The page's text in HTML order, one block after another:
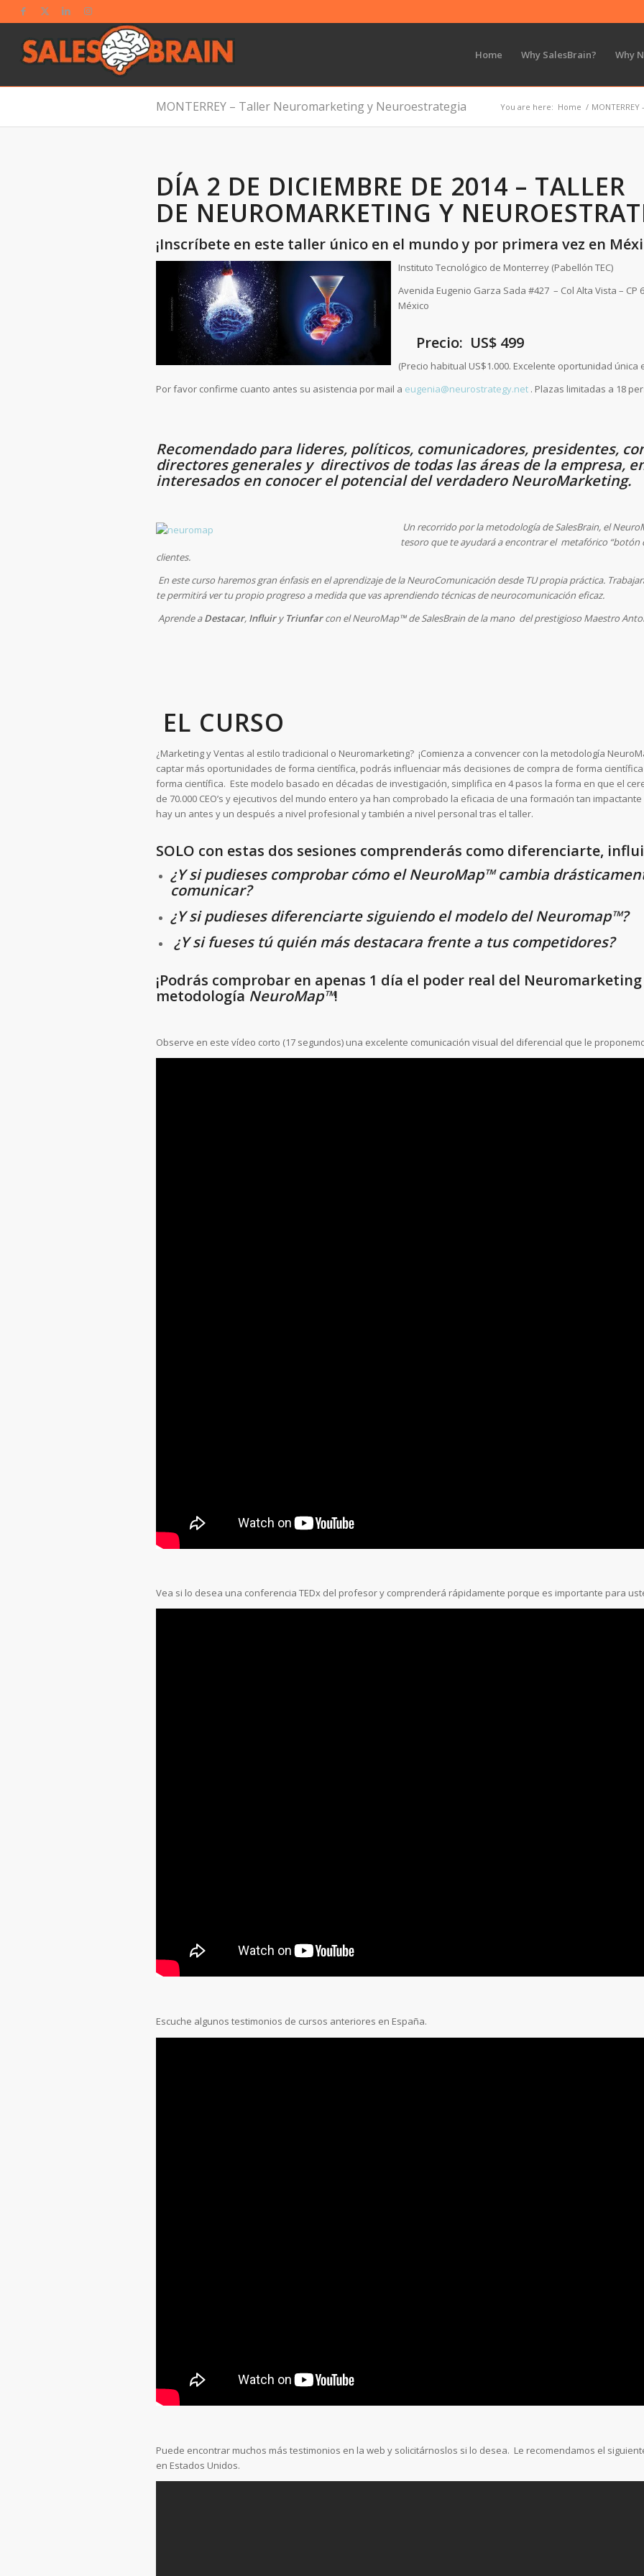
Home Why SalesBrain? Why
MONTERREY – Taller Neuromarketing y Neuroestrategia You are here: Home /
DÍA 2 DE DICIEMBRE DE 2014 – TALLER
DE NEUROMARKETING Y
¡Inscríbete en este taller único en el mundo y por primera vez en
Instituto Tecnológico de Monterrey (Pabellón TEC)
Avenida Eugenio Garza Sada #427 – Col Alta Vista – CP
México
Precio: US$ 499
(Precio habitual US$1.000. Excelente oportunidad
Por favor confirme cuanto antes su asistencia por mail a eugenia@neurostrategy.net . Plazas limitadas a 18
Recomendado para lideres, políticos, comunicadores, presidentes,
directores generales y directivos de todas las áreas de la empresa,
interesados en conocer el potencial del verdadero NeuroMarketing.
Un recorrido por la metodología de SalesBrain, el
tesoro que te ayudará a encontrar el metafórico “botón
clientes.
En este curso haremos gran énfasis en el aprendizaje de la NeuroComunicación desde TU propia práctica.
te permitirá ver tu propio progreso a medida que vas aprendiendo técnicas de neurocomunicación eficaz.
Aprende aDestacar, Influiry Triunfarcon el NeuroMap™ de SalesBrain de la mano del prestigioso Maestro
EL CURSO
¿Marketing y Ventas al estilo tradicional o Neuromarketing? ¡Comienza a convencer con la metodología
captar más oportunidades de forma científica, podrás influenciar más decisiones de compra de forma
forma científica. Este modelo basado en décadas de investigación, simplifica en 4 pasos la forma en que el
de 70.000 CEO’s y ejecutivos del mundo entero ya han comprobado la eficacia de una formación tan
hay un antes y un después a nivel profesional y también a nivel personal tras el taller.
SOLO con estas dos sesiones comprenderás como diferenciarte,
¿Y si pudieses comprobar cómo el NeuroMap™cambia
comunicar?
¿Y si pudieses diferenciarte siguiendo el modelo del Neuromap™?
¿Y si fueses tú quién más destacara frente a tus competidores?
¡Podrás comprobar en apenas 1 día el poder real del
metodología NeuroMap™!
Observe en este vídeo corto (17 segundos) una excelente comunicación visual del diferencial que le
Vea si lo desea una conferencia TEDx del profesor y comprenderá rápidamente porque es importante para
Escuche algunos testimonios de cursos anteriores en España.
Puede encontrar muchos más testimonios en la web y solicitárnoslos si lo desea. Le recomendamos el
en Estados Unidos.